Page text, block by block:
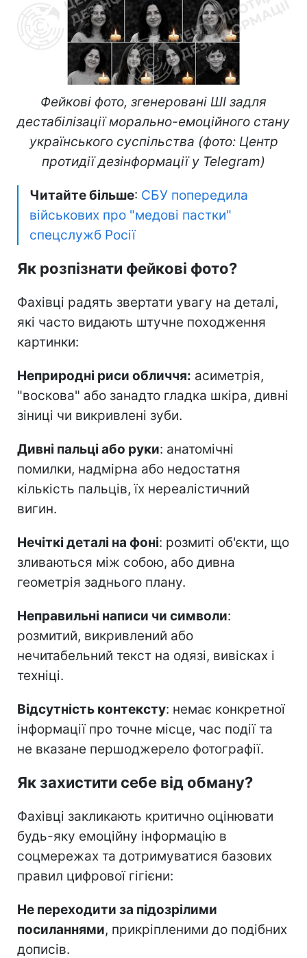
Фейкові фото, згенеровані ШІ задля
дестабілізації морально-емоційного стану
українського суспільства (фото: Центр
протидії дезінформації у Telegram)
Читайте більше: СБУ попередила
військових про "медові пастки"
спецслужб Росії
Як розпізнати фейкові фото?
Фахівці радять звертати увагу на деталі,
які часто видають штучне походження
картинки:
Неприродні риси обличчя: асиметрія,
"воскова" або занадто гладка шкіра, дивні
зіниці чи викривлені зуби.
Дивні пальці або руки: анатомічні
помилки, надмірна або недостатня
кількість пальців, їх нереалістичний
вигин.
Нечіткі деталі на фоні: розмиті об'єкти, що
зливаються між собою, або дивна
геометрія заднього плану.
Неправильні написи чи символи:
розмитий, викривлений або
нечитабельний текст на одязі, вивісках і
техніці.
Відсутність контексту: немає конкретної
інформації про точне місце, час події та
не вказане першоджерело фотографії.
Як захистити себе від обману?
Фахівці закликають критично оцінювати
будь-яку емоційну інформацію в
соцмережах та дотримуватися базових
правил цифрової гігієни:
Не переходити за підозрілими
посиланнями, прикріпленими до подібних
дописів.